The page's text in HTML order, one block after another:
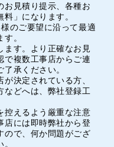
見積り提示、各種お
」になります。
のご要望に沿って最適
。
す。より正確なお見
で複数工事店からご連
承ください。
決定されている方、
などへは、弊社登録工
えるよう厳重な注意
店には即時弊社から登
ので、何か問題がござ